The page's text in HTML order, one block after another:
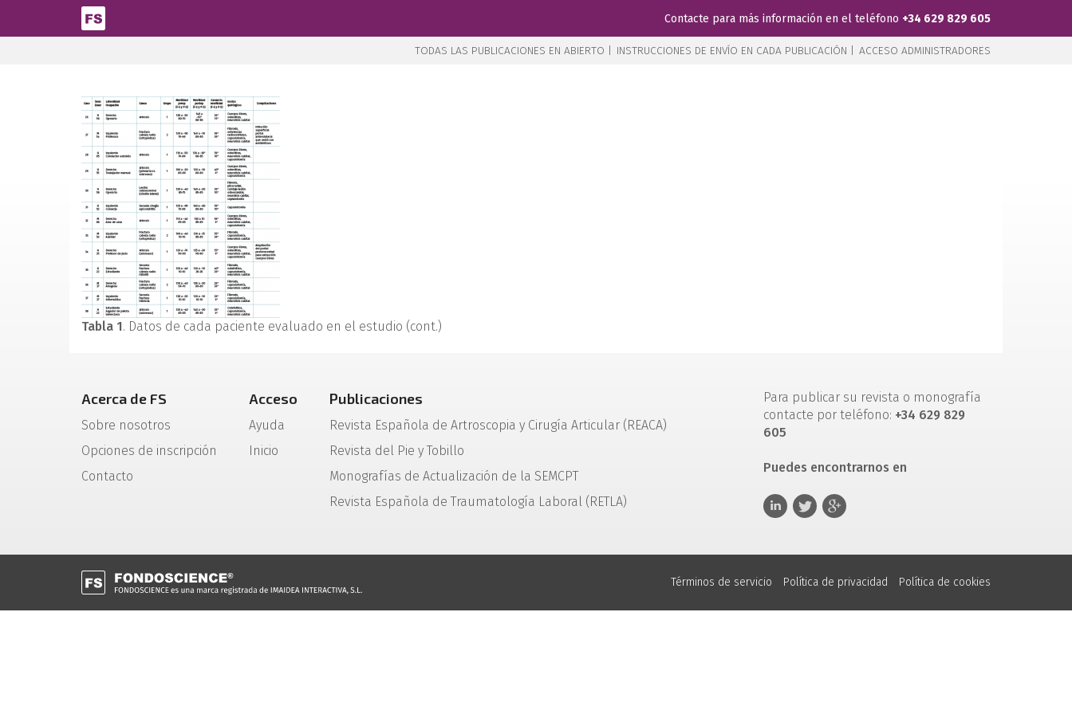
Pasar al contenido principal
Contacte para más información en el teléfono +34 629 829 605
TODAS LAS PUBLICACIONES EN ABIERTO | INSTRUCCIONES DE ENVÍO EN CADA PUBLICACIÓN | ACCESO ADMINISTRADORES
Tabla 1. Datos de cada paciente evaluado en el estudio (cont.)
Acerca de FS
Sobre nosotros
Opciones de inscripción
Contacto
Acceso
Ayuda
Inicio
Publicaciones
Revista Española de Artroscopia y Cirugía Articular (REACA)
Revista del Pie y Tobillo
Monografías de Actualización de la SEMCPT
Revista Española de Traumatología Laboral (RETLA)
Para publicar su revista o monografía
contacte por teléfono: +34 629 829
605
Puedes encontrarnos en
Términos de servicio Política de privacidad Política de cookies